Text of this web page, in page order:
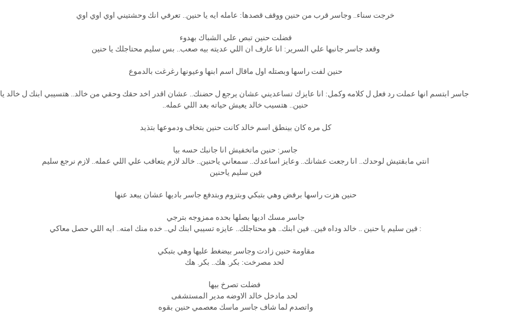
خرجت سناء.. وجاسر قرب من حنين ووقف قصدها: عامله ايه يا حنين.. تعرفي انك وحشتيني اوي اوي اوي
فضلت حنين تبص علي الشباك بهدوء
وقعد جاسر جانبها علي السرير: انا عارف ان اللي عديته بيه صعب.. بس سليم محتاجلك يا حنين
حنين لفت راسها وبصتله اول ماقال اسم ابنها وعيونها رغرغت بالدموع
جاسر ابتسم انها عملت رد فعل ل كلامه وكمل: انا عايزك تساعديني عشان يرجع ل حضنك.. عشان اقدر اخد حقك وحقي من خالد.. هتسيبي ابنك ل خالد يا
حنين.. هتسيب خالد يعيش حياته بعد اللي عمله..
كل مره كان بينطق اسم خالد كانت حنين بتخاف ودموعها بتذيد
جاسر: حنين ماتخفيش انا جانبك حسه بيا
انتي مابقتيش لوحدك.. انا رجعت عشانك.. وعايز اساعدك.. سمعاني ياحنين.. خالد لازم يتعاقب علي اللي عمله.. لازم نرجع سليم
فين سليم ياحنين
حنين هزت راسها برفض وهي بتبكي وبتزوم وبتدفع جاسر باديها عشان يبعد عنها
جاسر مسك اديها بصلها بحده ممزوجه بترجي
: فين سليم يا حنين .. خالد وداه فين.. فين ابنك.. هو محتاجلك.. عايزه تسيبي ابنك لي.. خده منك امته.. ايه اللي حصل معاكي
مقاومة حنين زادت وجاسر بيضغط عليها وهي بتبكي
لحد مصرخت: بكر. هك.. بكر. هك
فضلت تصرخ بيها
لحد مادخل خالد الاوضه مدير المستشفى
واتصدم لما شاف جاسر ماسك معصمي حنين بقوه